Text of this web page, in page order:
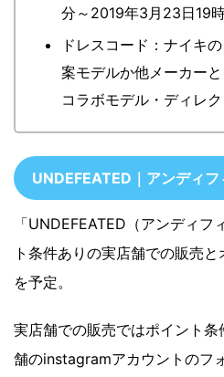
分～2019年3月23日19
ドレスコード：ナイキ
案モデルか他メーカー
コラボモデル・ディレ
UNDEFEATED｜アンディフ
「UNDEFEATED（アンディ
ト条件ありの実店舗での販売
を予定。
実店舗での販売ではポイント
舗のinstagramアカウントのフ